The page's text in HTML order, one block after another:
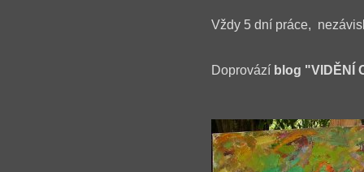
Vždy 5 dní práce,
Doprovází blog "VIDĚNÍ